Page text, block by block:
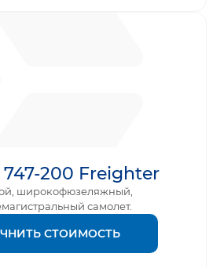
200 Freighter
широкофюзеляжный,
самолет.
СТОИМОСТЬ